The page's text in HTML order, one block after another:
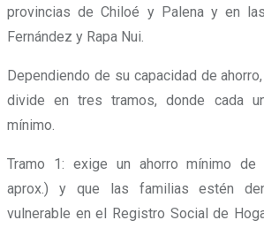
provincias de Chiloé y Palena y en
Fernández y Rapa Nui.
Dependiendo de su capacidad de
divide en tres tramos, donde cada
mínimo.
Tramo 1: exige un ahorro mínimo de
aprox.) y que las familias estén
vulnerable en el Registro Social de